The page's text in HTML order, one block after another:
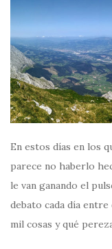
En estos días en los
parece no haberlo
le van ganando el
debato cada día
mil cosas y qué